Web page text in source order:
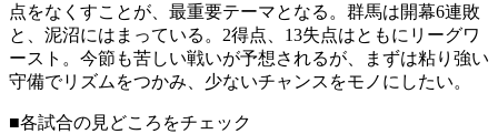
点をなくすことが、最重要テーマとなる。群馬は開幕6連敗
と、泥沼にはまっている。2得点、13失点はともにリーグワ
ースト。今節も苦しい戦いが予想されるが、まずは粘り強い
守備でリズムをつかみ、少ないチャンスをモノにしたい。
■各試合の見どころをチェック